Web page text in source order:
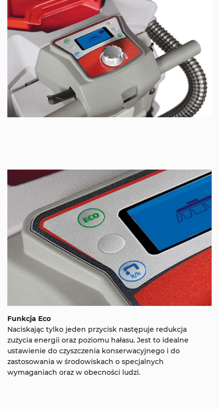
Funkcja Eco
Naciskając tylko jeden przycisk następuje redukcja
zużycia energii oraz poziomu hałasu. Jest to idealne
ustawienie do czyszczenia konserwacyjnego i do
zastosowania w środowiskach o specjalnych
wymaganiach oraz w obecności ludzi.